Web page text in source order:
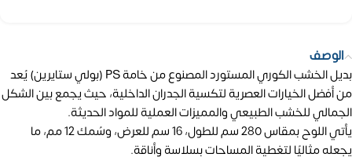
الوصف
بديل الخشب الكوري المستورد المصنوع من خامة PS (بولي ستايرين) يُعد
من أفضل الخيارات العصرية لتكسية الجدران الداخلية، حيث يجمع بين الشكل
الجمالي للخشب الطبيعي والمميزات العملية للمواد الحديثة.
يأتي اللوح بمقاس 280 سم للطول، 16 سم للعرض، وسُمك 12 مم، ما
يجعله مثاليًا لتغطية المساحات بسلاسة وأناقة.